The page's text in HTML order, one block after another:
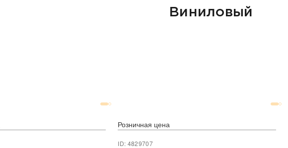
Виниловый
Розничная цена
ID: 4829707